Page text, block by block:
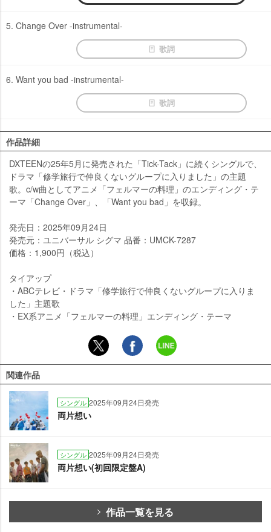
5. Change Over -instrumental‐
歌詞
6. Want you bad -instrumental-
歌詞
作品詳細
DXTEENの25年5月に発売された「Tick-Tack」に続くシングルで、
ドラマ「修学旅行で仲良くないグループに入りました」の主題
歌。c/w曲としてアニメ「フェルマーの料理」のエンディング・テ
ーマ「Change Over」、「Want you bad」を収録。
発売日：2025年09月24日
発売元：ユニバーサル シグマ 品番：UMCK-7287
価格：1,900円（税込）
タイアップ
・ABCテレビ・ドラマ「修学旅行で仲良くないグループに入りま
した」主題歌
・EX系アニメ「フェルマーの料理」エンディング・テーマ
関連作品
シングル 2025年09月24日発売
両片想い
シングル 2025年09月24日発売
両片想い(初回限定盤A)
作品一覧を見る